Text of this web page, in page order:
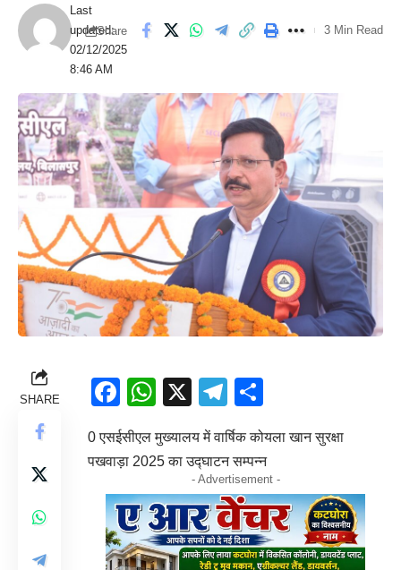
Last
updated:
02/12/2025
8:46 AM
Share 3 Min Read
SHARE Facebook
WhatsApp
X Telegram
0 एसईसीएल मुख्यालय में वार्षिक कोयला खान सुरक्षा
पखवाड़ा 2025 का उद्घाटन सम्पन्न
- Advertisement -